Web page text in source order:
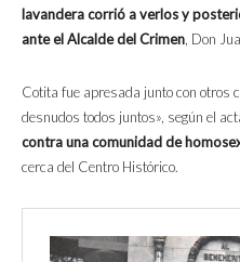
lavandera corrió a verlos y
ante el Alcalde del Crimen, Don
Cotita fue apresada junto con otros
desnudos todos juntos», según el
contra una comunidad de
cerca del Centro Histórico.